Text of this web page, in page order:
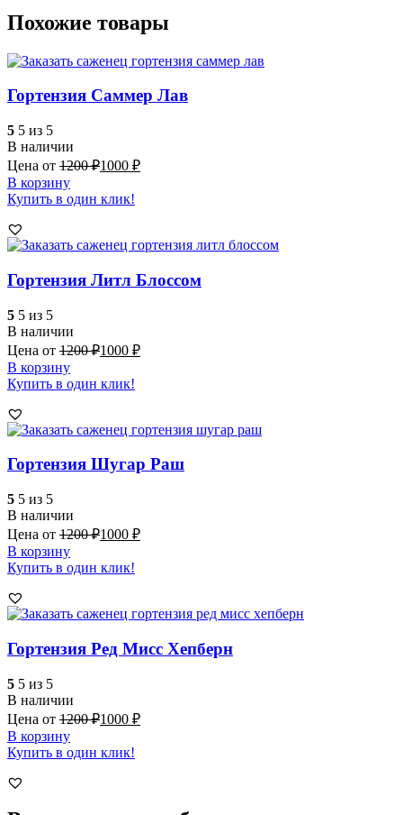
Похожие товары
Гортензия Саммер Лав
5 5 из 5
В наличии
Цена от 1200₽1000 ₽
В корзину
Купить в один клик!
Гортензия Литл Блоссом
5 5 из 5
В наличии
Цена от 1200₽1000 ₽
В корзину
Купить в один клик!
Гортензия Шугар Раш
5 5 из 5
В наличии
Цена от 1200₽1000 ₽
В корзину
Купить в один клик!
Гортензия Ред Мисс Хепберн
5 5 из 5
В наличии
Цена от 1200₽1000 ₽
В корзину
Купить в один клик!